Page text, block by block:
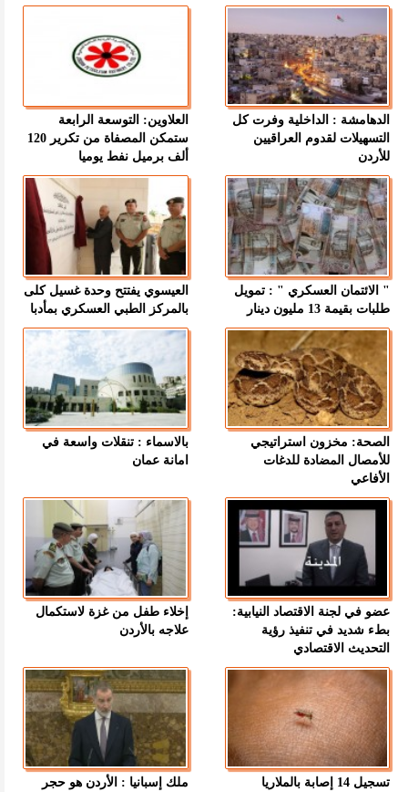
الدهامشة : الداخلية وفرت كل
التسهيلات لقدوم العراقيين
للأردن
العلاوين: التوسعة الرابعة
ستمكن المصفاة من تكرير 120
ألف برميل نفط يوميا
" الائتمان العسكري " : تمويل
طلبات بقيمة 13 مليون دينار
العيسوي يفتتح وحدة غسيل كلى
بالمركز الطبي العسكري بمأدبا
الصحة: مخزون استراتيجي
للأمصال المضادة للدغات
الأفاعي
بالاسماء : تنقلات واسعة في
امانة عمان
عضو في لجنة الاقتصاد النيابية:
بطء شديد في تنفيذ رؤية
التحديث الاقتصادي
إخلاء طفل من غزة لاستكمال
علاجه بالأردن
تسجيل 14 إصابة بالملاريا
ملك إسبانيا : الأردن هو حجر